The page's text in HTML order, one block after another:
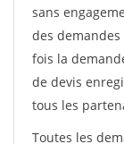
sans
des
fois la
de devis
tous les
Toutes les